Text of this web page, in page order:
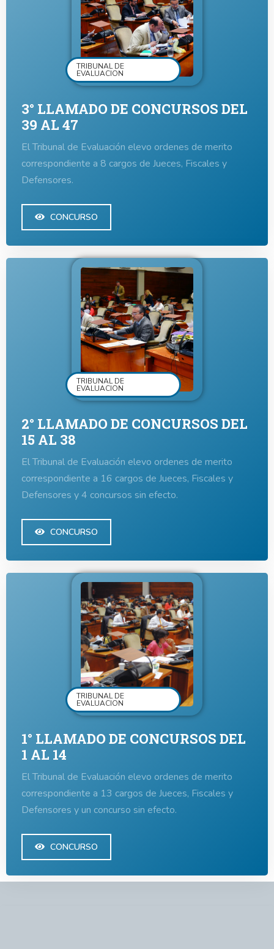
TRIBUNAL DE
EVALUACION
3° LLAMADO DE CONCURSOS DEL
39 AL 47
El Tribunal de Evaluación elevo ordenes de merito
correspondiente a 8 cargos de Jueces, Fiscales y
Defensores.
CONCURSO
TRIBUNAL DE
EVALUACION
2° LLAMADO DE CONCURSOS DEL
15 AL 38
El Tribunal de Evaluación elevo ordenes de merito
correspondiente a 16 cargos de Jueces, Fiscales y
Defensores y 4 concursos sin efecto.
CONCURSO
TRIBUNAL DE
EVALUACION
1° LLAMADO DE CONCURSOS DEL
1 AL 14
El Tribunal de Evaluación elevo ordenes de merito
correspondiente a 13 cargos de Jueces, Fiscales y
Defensores y un concurso sin efecto.
CONCURSO